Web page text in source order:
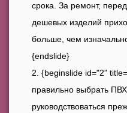
срока. За ремонт,
дешевых изделий
больше, чем
{endslide}
{beginslide id="2"
правильно выбрать
руководствоваться